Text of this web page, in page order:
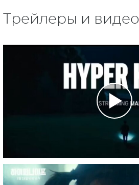
Трейлеры и видео